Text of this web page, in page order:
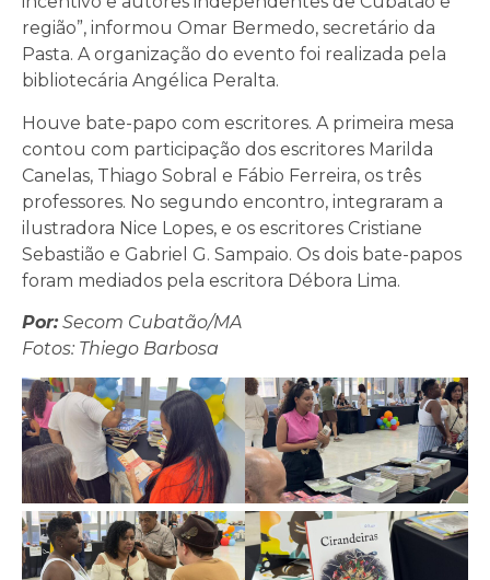
região”, informou Omar Bermedo, secretário da
Pasta. A organização do evento foi realizada pela
bibliotecária Angélica Peralta.
Houve bate-papo com escritores. A primeira mesa
contou com participação dos escritores Marilda
Canelas, Thiago Sobral e Fábio Ferreira, os três
professores. No segundo encontro, integraram a
ilustradora Nice Lopes, e os escritores Cristiane
Sebastião e Gabriel G. Sampaio. Os dois bate-papos
foram mediados pela escritora Débora Lima.
Por:Secom Cubatão/MA
Fotos: Thiego Barbosa